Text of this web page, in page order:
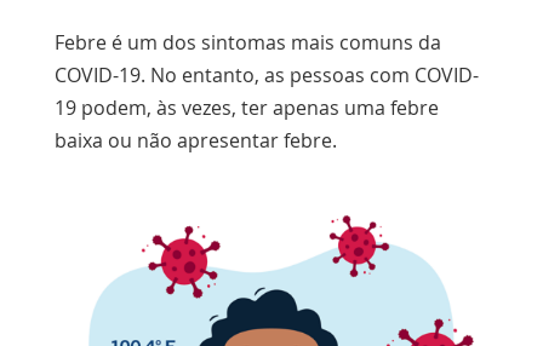
Febre é um dos sintomas mais comuns da
COVID-19. No entanto, as pessoas com COVID-
19 podem, às vezes, ter apenas uma febre
baixa ou não apresentar febre.